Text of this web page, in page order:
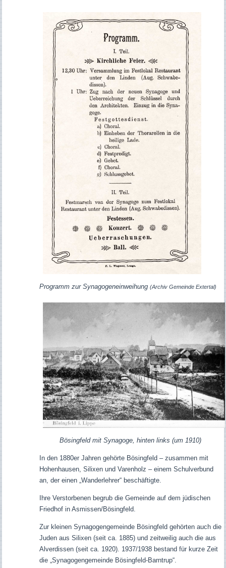
Programm zur Synagogeneinweihung (Archiv Gemeinde Extertal)
Bösingfeld mit Synagoge, hinten links (um 1910)
In den 1880er Jahren gehörte Bösingfeld – zusammen mit
Hohenhausen, Silixen und Varenholz – einem Schulverbund
an, der einen „Wanderlehrer“ beschäftigte.
Ihre Verstorbenen begrub die Gemeinde auf dem jüdischen
Friedhof in Asmissen/Bösingfeld.
Zur kleinen Synagogengemeinde Bösingfeld gehörten auch die
Juden aus Silixen (seit ca. 1885) und zeitweilig auch die aus
Alverdissen (seit ca. 1920). 1937/1938 bestand für kurze Zeit
die „Synagogengemeinde Bösingfeld-Barntrup“.